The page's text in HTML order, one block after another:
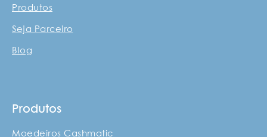
Produtos
Seja Parceiro
Blog
Produtos
Moedeiros Cashmatic